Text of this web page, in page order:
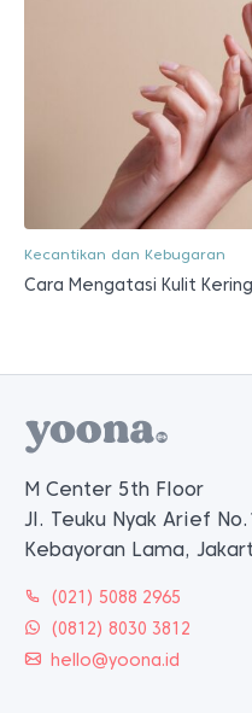
Kecantikan dan Kebugaran
Cara Mengatasi Kulit
M Center 5th Floor
Jl. Teuku Nyak Arief
Kebayoran Lama,
(021) 5088 2965
(0812) 8030 3812
hello@yoona.id